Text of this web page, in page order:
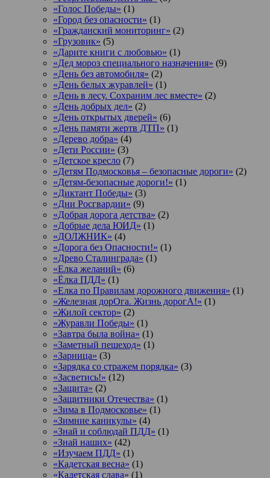
«Голос Победы» (1)
«Город без опасности» (1)
«Гражданский мониторинг» (2)
«Грузовик» (5)
«Дарите книги с любовью» (1)
«Дед мороз специального назначения» (9)
«День без автомобиля» (2)
«День белых журавлей» (1)
«День в лесу. Сохраним лес вместе» (2)
«День добрых дел» (2)
«День открытых дверей» (6)
«День памяти жертв ДТП» (1)
«Дерево добра» (4)
«Дети России» (3)
«Детское кресло (7)
«Детям Подмосковья – безопасные дороги» (2)
«Детям-безопасные дороги!» (1)
«Диктант Победы» (3)
«Дни Росгвардии» (9)
«Добрая дорога детства» (2)
«Добрые дела ЮИД» (1)
«ДОЛЖНИК» (4)
«Дорога без Опасности!» (1)
«Древо Сталинграда» (1)
«Елка желаний» (6)
«Ёлка ПДД» (1)
«Елка по Правилам дорожного движения» (1)
«Железная дорОга. Жизнь дорогА!» (1)
«Жилой сектор» (2)
«Журавли Победы» (1)
«Завтра была война» (1)
«Заметный пешеход» (1)
«Зарница» (3)
«Зарядка со стражем порядка» (3)
«Засветись!» (12)
«Защита» (2)
«Защитники Отечества» (1)
«Зима в Подмосковье» (1)
«Зимние каникулы» (4)
«Знай и соблюдай ПДД» (1)
«Знай наших» (42)
«Изучаем ПДД» (1)
«Кадетская весна» (1)
«Кадетская слава» (1)